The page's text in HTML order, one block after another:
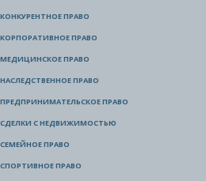
КОНКУРЕНТНОЕ ПРАВО
КОРПОРАТИВНОЕ ПРАВО
МЕДИЦИНСКОЕ ПРАВО
НАСЛЕДСТВЕННОЕ ПРАВО
ПРЕДПРИНИМАТЕЛЬСКОЕ ПРАВО
СДЕЛКИ С НЕДВИЖИМОСТЬЮ
СЕМЕЙНОЕ ПРАВО
СПОРТИВНОЕ ПРАВО